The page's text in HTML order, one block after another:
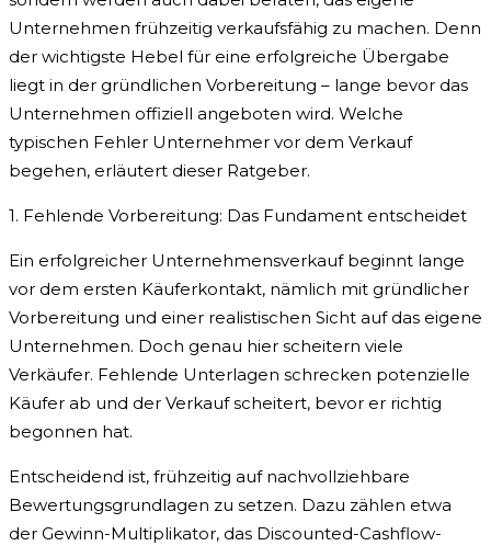
Unternehmen frühzeitig verkaufsfähig zu machen. Denn
der wichtigste Hebel für eine erfolgreiche Übergabe
liegt in der gründlichen Vorbereitung – lange bevor das
Unternehmen offiziell angeboten wird. Welche
typischen Fehler Unternehmer vor dem Verkauf
begehen, erläutert dieser Ratgeber.
1. Fehlende Vorbereitung: Das Fundament entscheidet
Ein erfolgreicher Unternehmensverkauf beginnt lange
vor dem ersten Käuferkontakt, nämlich mit gründlicher
Vorbereitung und einer realistischen Sicht auf das eigene
Unternehmen. Doch genau hier scheitern viele
Verkäufer. Fehlende Unterlagen schrecken potenzielle
Käufer ab und der Verkauf scheitert, bevor er richtig
begonnen hat.
Entscheidend ist, frühzeitig auf nachvollziehbare
Bewertungsgrundlagen zu setzen. Dazu zählen etwa
der Gewinn-Multiplikator, das Discounted-Cashflow-